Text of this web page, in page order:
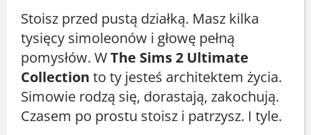
Stoisz przed pustą działką. Masz kilka
tysięcy simoleonów i głowę pełną
pomysłów. WThe Sims 2 Ultimate
Collection to ty jesteś architektem życia.
Simowie rodzą się, dorastają, zakochują.
Czasem po prostu stoisz i patrzysz. I tyle.